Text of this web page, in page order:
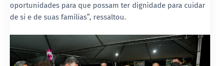
oportunidades para que possam ter dignidade para cuidar
de si e de suas famílias”, ressaltou.